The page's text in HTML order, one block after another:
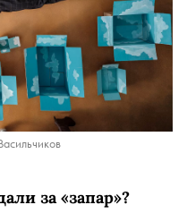
за «запар»?